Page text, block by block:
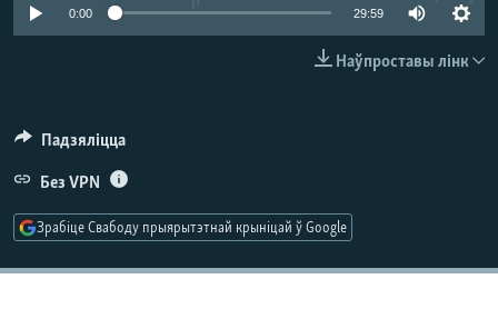
КУЛЬТУРА
МОВА0:00 29:59
Наўпроставы лінк
Падзяліцца
Без VPN
Зрабіце Свабоду прыярытэтнай крыніцай ў Google